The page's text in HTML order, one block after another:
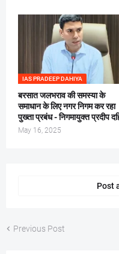
IAS PRADEEP DAHIYA
बरसात जलभराव की समस्या के
समाधान के लिए नगर निगम कर रहा
पुख्ता प्रबंध - निगमायुक्त प्रदीप
May 16, 2025
Post
Previous Post